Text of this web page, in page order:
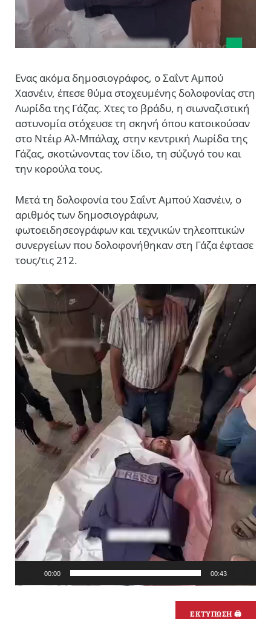
Ενας ακόμα δημοσιογράφος, ο Σαΐντ Αμπού
Χασνέιν, έπεσε θύμα στοχευμένης δολοφονίας στη
Λωρίδα της Γάζας. Χτες το βράδυ, η σιωναζιστική
αστυνομία στόχευσε τη σκηνή όπου κατοικούσαν
στο Ντέιρ Αλ-Μπάλαχ, στην κεντρική Λωρίδα της
Γάζας, σκοτώνοντας τον ίδιο, τη σύζυγό του και
την κορούλα τους.
Mετά τη δολοφονία του Σαΐντ Αμπού Χασνέιν, ο
αριθμός των δημοσιογράφων,
φωτοειδησεογράφων και τεχνικών τηλεοπτικών
συνεργείων που δολοφονήθηκαν στη Γάζα έφτασε
τους/τις 212.
Πρόγραμμα
Αναπαραγωγής
Βίντεο
00:00 00:43
ΕΚΤΥΠΩΣΗ 🖨